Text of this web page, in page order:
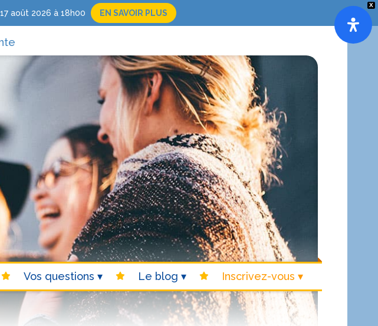
X
août 2026 à 18h00 EN SAVOIR PLUS
Vos questions Le blog Inscrivez-vous